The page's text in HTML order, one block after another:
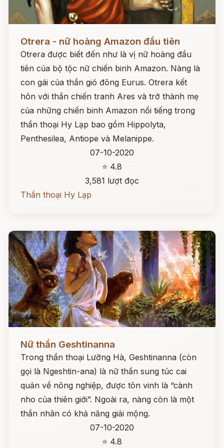
Otrera - nữ hoàng Amazon đầu tiên
Otrera được biết đến như là vị nữ hoàng đầu
tiên của bộ tộc nữ chiến binh Amazon. Nàng là
con gái của thần gió đông Eurus. Otrera kết
hôn với thần chiến tranh Ares và trở thành mẹ
của những chiến binh Amazon nổi tiếng trong
thần thoại Hy Lạp bao gồm Hippolyta,
Penthesilea, Antiope và Melanippe.
07-10-2020
⭐ 4.8
3,581 lượt đọc
Thần thoại Hy Lạp
Nữ thần Geshtinanna
Trong thần thoại Lưỡng Hà, Geshtinanna (còn
gọi là Ngeshtin-ana) là nữ thần sung túc cai
quản về nông nghiệp, được tôn vinh là “cành
nho của thiên giới”. Ngoài ra, nàng còn là một
thần nhân có khả năng giải mộng.
07-10-2020
⭐ 4.8